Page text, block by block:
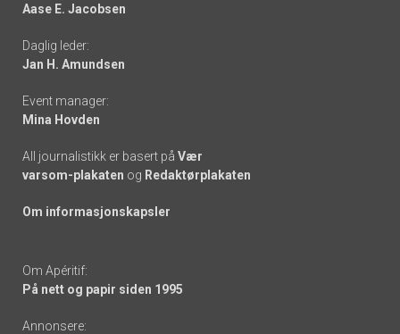
-
links
Aase E. Jacobsen
Daglig leder:
Jan H. Amundsen
Event manager:
Mina Hovden
All journalistikk er basert på Vær
varsom-plakaten og Redaktørplakaten
Om informasjonskapsler
Om Apéritif:
På nett og papir siden 1995
Annonsere: